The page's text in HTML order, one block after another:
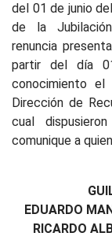
del 01 de junio
de la
renuncia
partir del día
conocimiento el
Dirección de
cual
comunique a
EDUARDO
RICARDO